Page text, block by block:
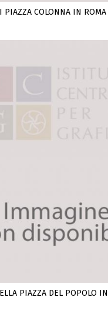
PIAZZA COLONNA IN ROMA
PIAZZA DEL POPOLO IN